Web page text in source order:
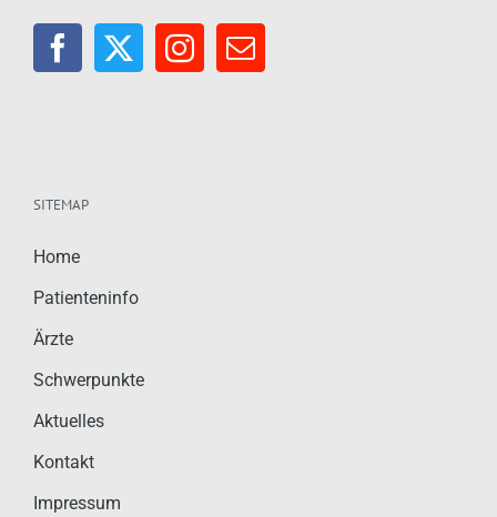
SITEMAP
Home
Patienteninfo
Ärzte
Schwerpunkte
Aktuelles
Kontakt
Impressum